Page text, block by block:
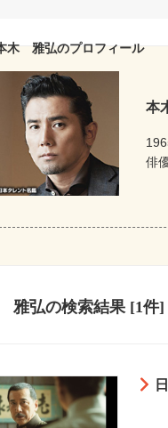
木 雅弘のプロフィール
本
俳
雅弘の検索結果 [1件]